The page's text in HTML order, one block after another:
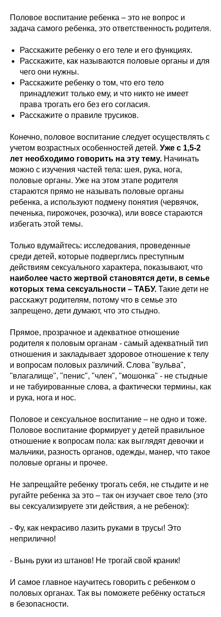
Половое воспитание ребенка – это не вопрос и
задача самого ребенка, это ответственность родителя.
Расскажите ребенку о его теле и его функциях.
Расскажите, как называются половые органы и для
чего они нужны.
Расскажите ребенку о том, что его тело
принадлежит только ему, и что никто не имеет
права трогать его без его согласия.
Расскажите о правиле трусиков.
Конечно, половое воспитание следует осуществлять с
учетом возрастных особенностей детей. Уже с 1,5-2
лет необходимо говорить на эту тему. Начинать
можно с изучения частей тела: шея, рука, нога,
половые органы. Уже на этом этапе родителя
стараются прямо не называть половые органы
ребенка, а используют подмену понятия (червячок,
печенька, пирожочек, розочка), или вовсе стараются
избегать этой темы.
Только вдумайтесь: исследования, проведенные
среди детей, которые подверглись преступным
действиям сексуального характера, показывают, что
наиболее часто жертвой становятся дети, в семье
которых тема сексуальности – ТАБУ. Такие дети не
расскажут родителям, потому что в семье это
запрещено, дети думают, что это стыдно.
Прямое, прозрачное и адекватное отношение
родителя к половым органам - самый адекватный тип
отношения и закладывает здоровое отношение к телу
и вопросам половых различий. Слова "вульва",
"влагалище", "пенис", "член", "мошонка" - не стыдные
и не табуированные слова, а фактически термины, как
и рука, нога и нос.
Половое и сексуальное воспитание – не одно и тоже.
Половое воспитание формирует у детей правильное
отношение к вопросам пола: как выглядят девочки и
мальчики, разность органов, одежды, манер, что такое
половые органы и прочее.
Не запрещайте ребенку трогать себя, не стыдите и не
ругайте ребенка за это – так он изучает свое тело (это
вы сексуализируете эти действия, а не ребенок):
- Фу, как некрасиво лазить руками в трусы! Это
неприлично!
- Вынь руки из штанов! Не трогай свой краник!
И самое главное научитесь говорить с ребенком о
половых органах. Так вы поможете ребёнку остаться
в безопасности.